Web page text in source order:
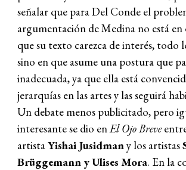
señalar que para Del Conde el
argumentación de Medina no está en
que su texto carezca de interés, todo
sino en que asume una postura que
inadecuada, ya que ella está
jerarquías en las artes y las seguirá
Un debate menos publicitado, pero
interesante se dio enEl Ojo Breve
artistaYishai Jusidmany los artistas
Brüggemann y Ulises Mora. En la